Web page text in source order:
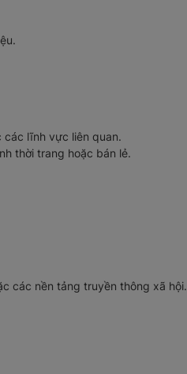
các lĩnh vực liên quan.
thời trang hoặc bán lẻ.
các nền tảng truyền thông xã hội.